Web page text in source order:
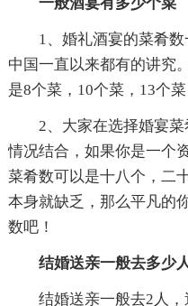
1、婚礼酒宴的菜肴
中国一直以来都有的讲究
是8个菜，10个菜，13个菜
2、大家在选择婚宴
情况结合，如果你是一个
菜肴数可以是十八个，
本身就缺乏，那么平凡的
数吧！
结婚送亲一般去多少
结婚送亲一般去2人